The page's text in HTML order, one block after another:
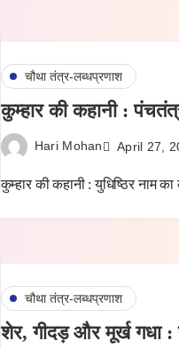
चौथा तंत्र-लब्धप्रणाश
कुम्हार की कहानी :
Hari Mohan April 27,
कुम्हार की कहानी : युधिष्ठिर नाम
चौथा तंत्र-लब्धप्रणाश
शेर, गीदड़ और मूर्ख गधा